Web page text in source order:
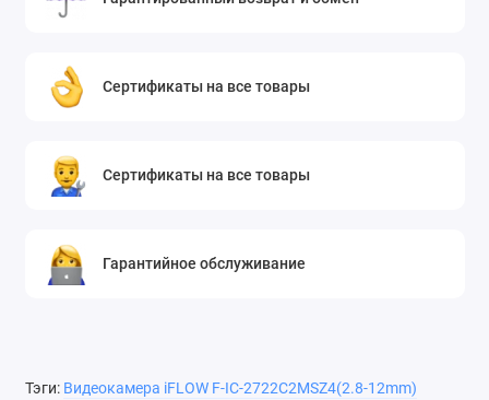
Сертификаты на все товары
Сертификаты на все товары
Гарантийное обслуживание
Тэги: Видеокамера iFLOW F-IC-2722C2MSZ4(2.8-12mm)